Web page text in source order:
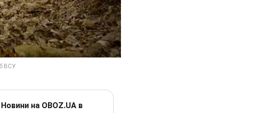
на OBOZ.UA в